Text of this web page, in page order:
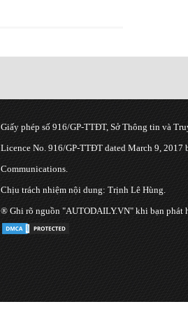
Giấy phép số 916/GP-TTĐT, Sở Thông tin và
Licence No. 916/GP-TTĐT dated March 9, 2017
Communications.
Chịu trách nhiệm nội dung: Trịnh Lê Hùng.
® Ghi rõ nguồn "AUTODAILY.VN" khi bạn phát